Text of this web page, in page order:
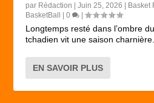
par Rédaction |Juin 25, 2026 Basket
BasketBall
|0 |
Longtemps resté dans l’ombre
tchadien vit une saison
EN SAVOIR PLUS